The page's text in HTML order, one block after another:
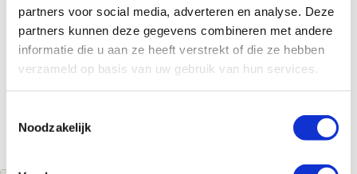
partners voor social media, adverteren en analyse. Deze
partners kunnen deze gegevens combineren met andere
informatie die u aan ze heeft verstrekt of die ze hebben
verzameld op basis van uw gebruik van hun services.
Noodzakelijk